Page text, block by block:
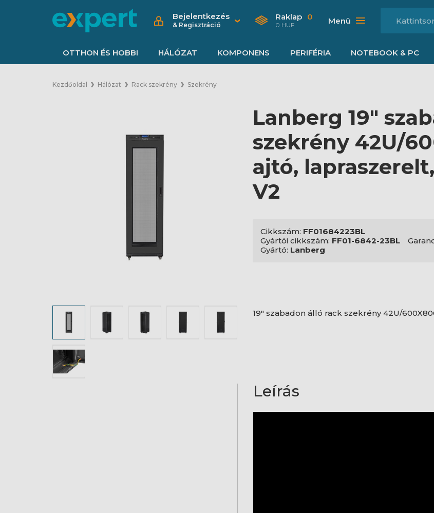
Bejelentkezés
& Regisztráció
Raklap 0
0 HUF Menü
OTTHON ÉS HOBBI HÁLÓZAT KOMPONENS PERIFÉRIA NOTEBOOK & PC
Kezdőoldal Hálózat Rack szekrény Szekrény
Lanberg 19"
szekrény 42U/
ajtó,
V2
Cikkszám: FF01684223BL
Gyártói cikkszám: FF01-6842-23BL
Gyártó: Lanberg
19" szabadon álló rack szekrény 42U/
Leírás